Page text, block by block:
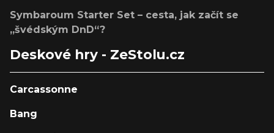
Symbaroum Starter Set – cesta, jak začít se
„švédským DnD“?
Deskové hry - ZeStolu.cz
Carcassonne
Bang